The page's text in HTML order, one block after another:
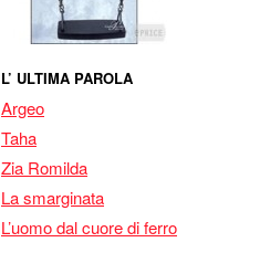
L’ ULTIMA PAROLA
Argeo
Taha
Zia Romilda
La smarginata
L’uomo dal cuore di ferro